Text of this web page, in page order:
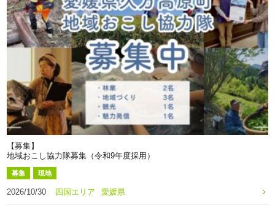
【募集】
地域おこし協力隊募集（令和9年度採用）
募集 現地
2026/10/30 四国エリア 愛媛県